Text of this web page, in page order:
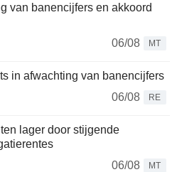
van banencijfers en akkoord
06/08
MT
in afwachting van banencijfers
06/08
RE
lager door stijgende
06/08
MT